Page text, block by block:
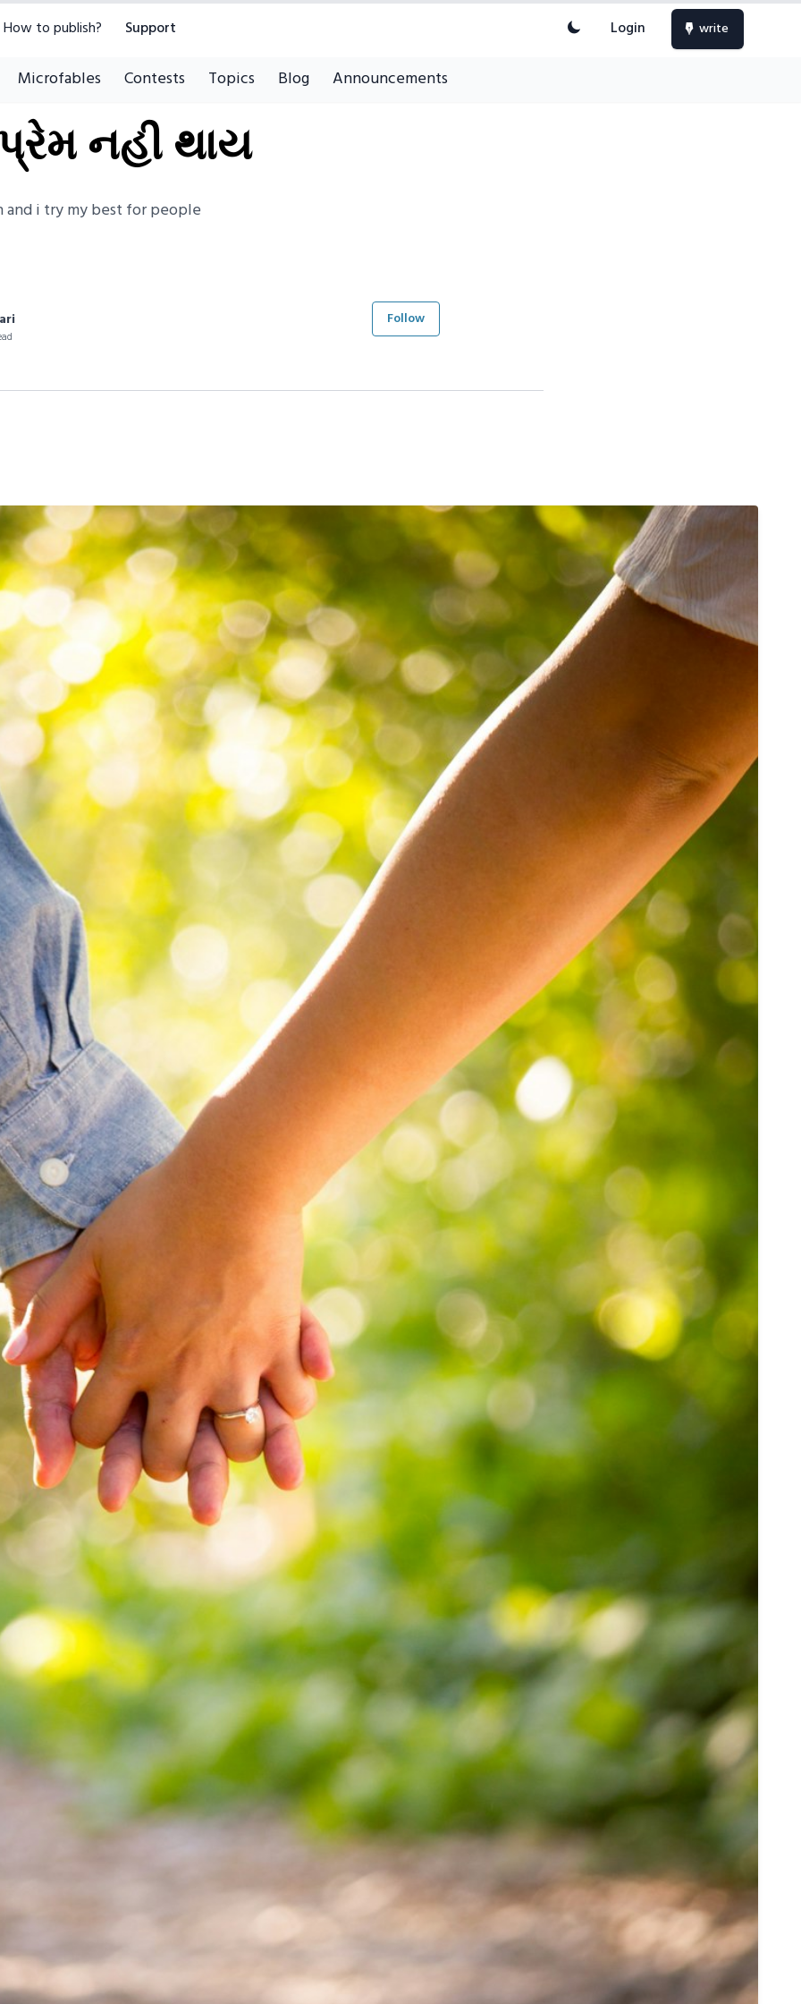
How to publish? Support Login write
Microfables Contests Topics Blog Announcements
નહી થાય
and i try my best for people
Follow